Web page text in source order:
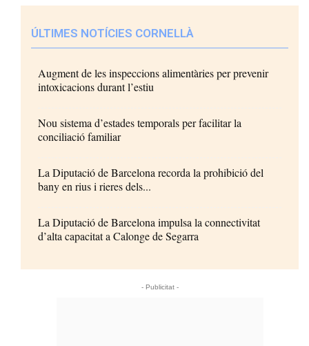
ÚLTIMES NOTÍCIES CORNELLÀ
Augment de les inspeccions alimentàries per prevenir
intoxicacions durant l’estiu
Nou sistema d’estades temporals per facilitar la
conciliació familiar
La Diputació de Barcelona recorda la prohibició del
bany en rius i rieres dels...
La Diputació de Barcelona impulsa la connectivitat
d’alta capacitat a Calonge de Segarra
- Publicitat -